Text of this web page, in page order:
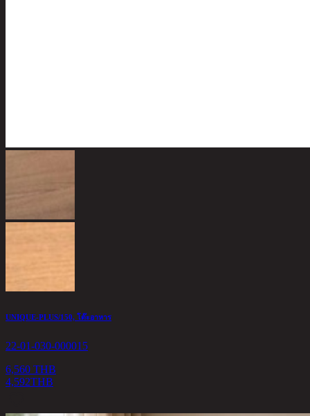
UNIQUE-PLUS/150, โต๊ะอาหาร
22-01-030-000015
6,560 THB
4,592THB